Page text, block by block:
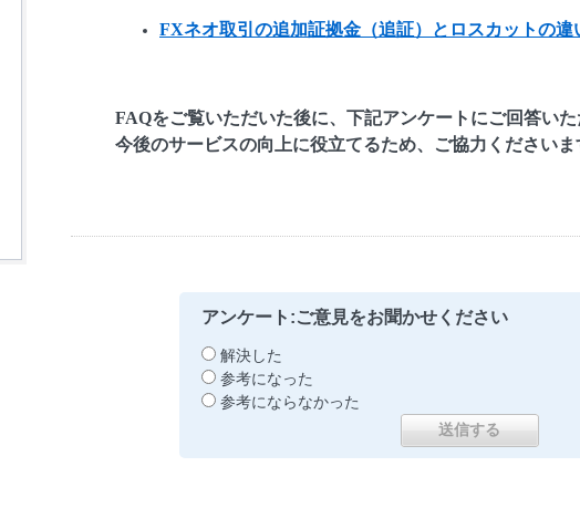
FXネオ取引の追加証拠金（追証）とロスカットの違
FAQをご覧いただいた後に、下記アンケートにご回答いた
今後のサービスの向上に役立てるため、ご協力くださいま
アンケート:ご意見をお聞かせください
解決した
参考になった
参考にならなかった